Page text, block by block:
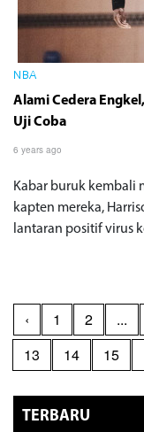
NBA
Alami Cedera
Uji Coba
6 years ago
Kabar buruk kembali
kapten mereka,
lantaran positif virus
‹ 1 2 ...
13
14 15
TERBARU